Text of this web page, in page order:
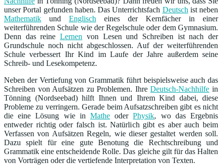
unser Portal gefunden haben. Das Unterrichtsfach Deutsch ist neben
Mathematik und Englisch eines der Kernfächer in einer
weiterführenden Schule wie der Regelschule oder dem Gymnasium.
Denn das reineLernen von Lesen und Schreiben ist nach der
Grundschule noch nicht abgeschlossen. Auf der weiterführenden
Schule verbessert Ihr Kind im Laufe der Jahre außerdem seine
Schreib- und Lesekompetenz.
Neben der Vertiefung von Grammatik führt beispielsweise auch das
Schreiben von Aufsätzen zu Problemen. IhreDeutsch-Nachhilfe in
Tönning (Nordseebad) hilft Ihnen und Ihrem Kind dabei, diese
Probleme zu verringern. Gerade beim Aufsatzschreiben gibt es nicht
die eine Lösung wie in Mathe oderPhysik, wo das Ergebnis
entweder richtig oder falsch ist. Natürlich gibt es aber auch beim
Verfassen von Aufsätzen Regeln, wie dieser gestaltet werden soll.
Dazu spielt für eine gute Benotung die Rechtschreibung und
Grammatik eine entscheidende Rolle. Das gleiche gilt für das Halten
von Vorträgen oder die vertiefende Interpretation von Texten.